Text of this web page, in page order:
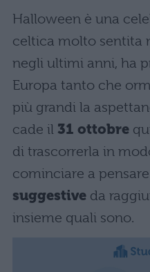
Halloween è una
celtica molto sentita
negli ultimi anni, ha
Europa tanto che
più grandi la
cade il 31 ottobre
di trascorrerla in
cominciare a
suggestive da
insieme quali sono.